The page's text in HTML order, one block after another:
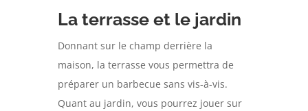
La terrasse et le jardin
Donnant sur le champ derrière la
maison, la terrasse vous permettra de
préparer un barbecue sans vis-à-vis.
Quant au jardin, vous pourrez jouer sur